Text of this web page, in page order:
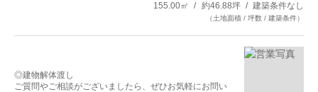
155.00㎡ 約46.88坪 建築条件なし
（土地面積 / 坪数 / 建築条件）
◎建物解体渡し
ご質問やご相談がございましたら、ぜひお気軽にお問い